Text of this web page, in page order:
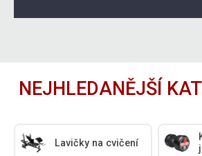
NEJHLEDANĚJŠÍ
Lavičky na cvičení